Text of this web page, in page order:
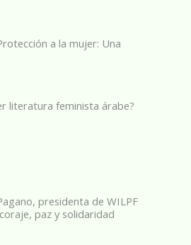
a la mujer: Una
literatura feminista árabe?
presidenta de WILPF
paz y solidaridad